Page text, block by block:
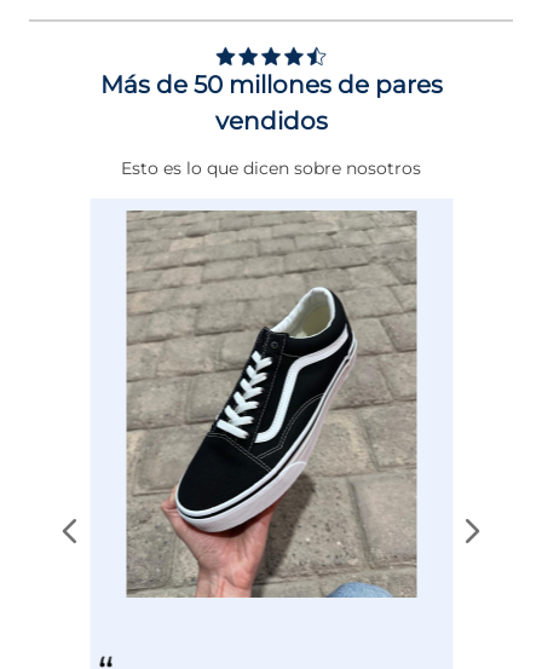
Género Mujer
DE 0 A 4 cms
NORMAL
ORO
Más de 50 millones de pares
vendidos
Esto es lo que dicen sobre nosotros